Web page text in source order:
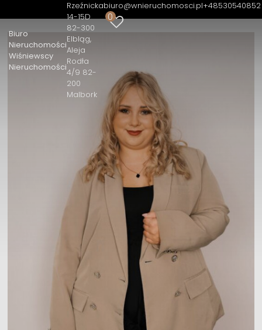
Biuro
Nieruchomości
Wiśniewscy
Nieruchomości
Rzeźnicka
14-15D
82-300
Elbląg
Aleja
Rodła
4/9 82-
200
Malbork
biuro@wnieruchomosci.pl+48530540852
0